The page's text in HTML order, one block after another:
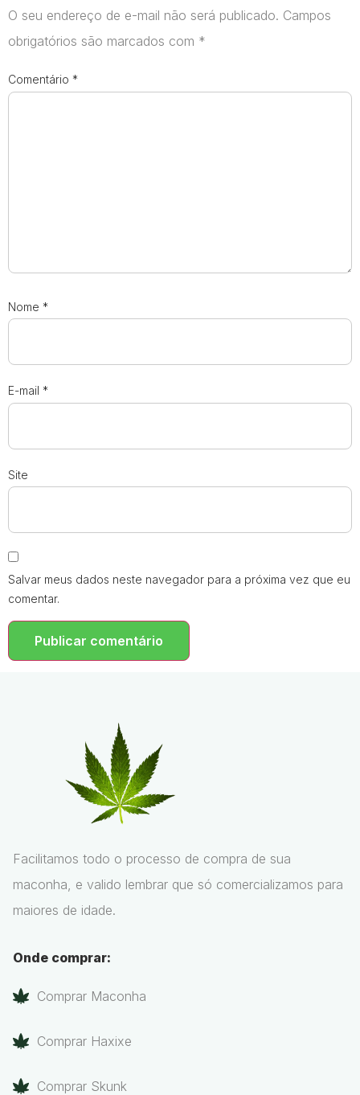
O seu endereço de e-mail não será publicado. Campos
obrigatórios são marcados com *
Comentário *
Nome *
E-mail *
Site
Salvar meus dados neste navegador para a próxima vez que eu
comentar.
Facilitamos todo o processo de compra de sua
maconha, e valido lembrar que só comercializamos para
maiores de idade.
Onde comprar:
Comprar Maconha
Comprar Haxixe
Comprar Skunk